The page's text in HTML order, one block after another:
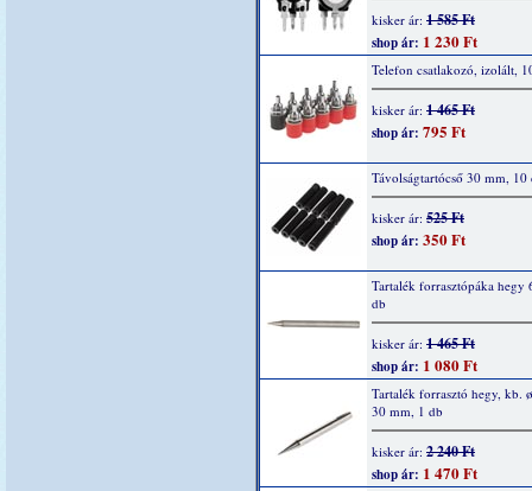
kisker ár: 1 585 Ft
shop ár: 1 230 Ft
Telefon csatlakozó, izolált,
kisker ár: 1 465 Ft
shop ár: 795 Ft
Távolságtartócső 30 mm, 10
kisker ár: 525 Ft
shop ár: 350 Ft
Tartalék forrasztópáka hegy
db
kisker ár: 1 465 Ft
shop ár: 1 080 Ft
Tartalék forrasztó hegy, kb.
30 mm, 1 db
kisker ár: 2 240 Ft
shop ár: 1 470 Ft